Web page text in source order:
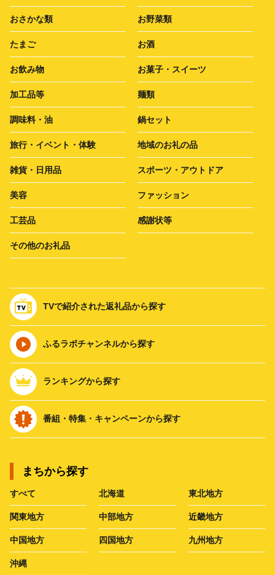
おさかな類 お野菜類
たまご お酒
お飲み物 お菓子・スイーツ
加工品等 麺類
調味料・油 鍋セット
旅行・イベント・体験 地域のお礼の品
雑貨・日用品 スポーツ・アウトドア
美容 ファッション
工芸品 感謝状等
その他のお礼品
TVで紹介された返礼品から探す
ふるラボチャンネルから探す
ランキングから探す
番組・特集・キャンペーンから探す
まちから探す
すべて 北海道 東北地方
関東地方 中部地方 近畿地方
中国地方 四国地方 九州地方
沖縄